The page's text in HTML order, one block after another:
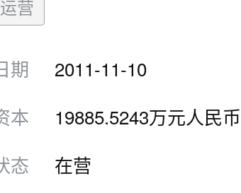
营
期
2011-11-10
本
19885.5243万元人民币
态
在营